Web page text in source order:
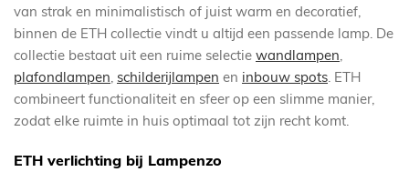
van strak en minimalistisch of juist warm en decoratief,
binnen de ETH collectie vindt u altijd een passende lamp. De
collectie bestaat uit een ruime selectie wandlampen,
plafondlampen, schilderijlampen en inbouw spots. ETH
combineert functionaliteit en sfeer op een slimme manier,
zodat elke ruimte in huis optimaal tot zijn recht komt.
ETH verlichting bij Lampenzo